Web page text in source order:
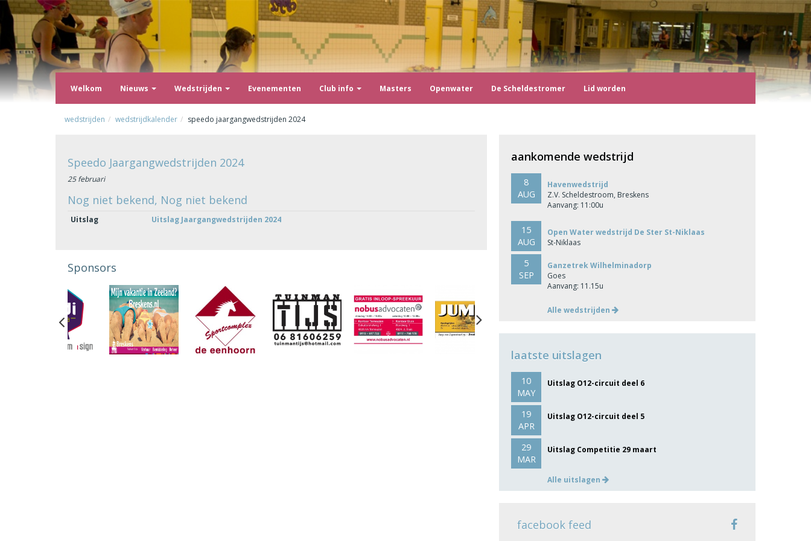
Welkom Nieuws Wedstrijden Evenementen Club info Masters Openwater De Scheldestromer Lid worden
wedstrijden wedstrijdkalender speedo jaargangwedstrijden 2024
Speedo Jaargangwedstrijden 2024
25 februari
Nog niet bekend, Nog niet bekend
Uitslag Uitslag Jaargangwedstrijden 2024
Sponsors
Previous
aankomende wedstrijd
8
AUG
Havenwedstrijd
Z.V. Scheldestroom, Breskens
Aanvang: 11:00u
15
AUG
Open Water wedstrijd De Ster St-Niklaas
St-Niklaas
5
SEP
Ganzetrek Wilhelminadorp
Goes
Aanvang: 11.15u
Alle wedstrijden
laatste uitslagen
10
MAY
Uitslag O12-circuit deel 6
19
APR
Uitslag O12-circuit deel 5
29
MAR
Uitslag Competitie 29 maart
Alle uitslagen
facebook feed